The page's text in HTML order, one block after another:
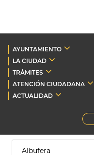
AYUNTAMIENTO
LA CIUDAD
TRÁMITES
ATENCIÓN CIUDADANA
ACTUALIDAD
Albufera